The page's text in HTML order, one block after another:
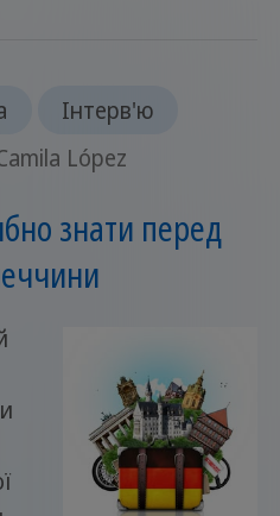
Інтерв'ю
López
знати перед